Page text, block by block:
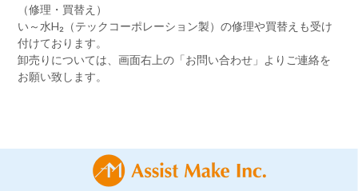
（修理・買替え）
い～水H₂（テックコーポレーション製）の修理や買替えも受け
付けております。
卸売りについては、画面右上の「お問い合わせ」よりご連絡を
お願い致します。